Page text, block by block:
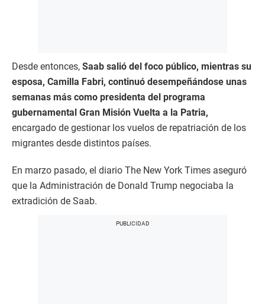
Desde entonces, Saab salió del foco público, mientras su
esposa, Camilla Fabri, continuó desempeñándose unas
semanas más como presidenta del programa
gubernamental Gran Misión Vuelta a la Patria,
encargado de gestionar los vuelos de repatriación de los
migrantes desde distintos países.
En marzo pasado, el diario The New York Times aseguró
que la Administración de Donald Trump negociaba la
extradición de Saab.